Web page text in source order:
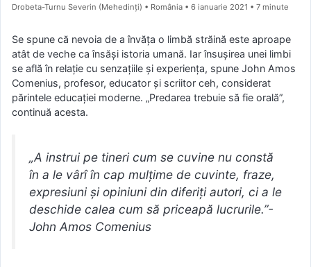
Drobeta-Turnu Severin (Mehedinţi) • România
6 ianuarie 2021 • 7 minute
Se spune că nevoia de a învăţa o limbă străină este aproape
atât de veche ca însăşi istoria umană. Iar însuşirea unei limbi
se află în relaţie cu senzaţiile şi experienţa, spune John Amos
Comenius, profesor, educator şi scriitor ceh, considerat
părintele educaţiei moderne. „Predarea trebuie să fie orală”,
continuă acesta.
„A instrui pe tineri cum se cuvine nu constă
în a le vârî în cap mulţime de cuvinte, fraze,
expresiuni şi opiniuni din diferiţi autori, ci a le
deschide calea cum să priceapă lucrurile.”-
John Amos Comenius